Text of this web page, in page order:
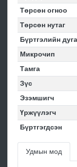
Төрсөн огноо
Төрсөн нутаг
Бүртгэлийн
Микрочип
Тамга
Зүс
Эзэмшигч
Үржүүлэгч
Бүртгэгдсэн
Удмын мод